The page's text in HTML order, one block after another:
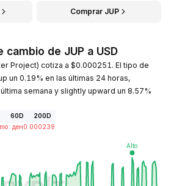
Comprar JUP
de JUP a USD
Project) cotiza a $0.000251. El tipo de
un 0.19% en las últimas 24 horas,
semana y slightly upward un 8.57%
60D
200D
: ден0.000239